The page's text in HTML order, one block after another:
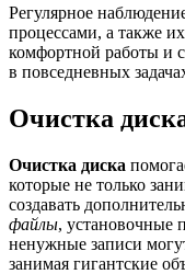
Регулярное
процессами, а также
комфортной работы и
в повседневных
Очистка
Очистка диска
которые не только
создавать
файлы, установочные
ненужные записи
занимая гигантские